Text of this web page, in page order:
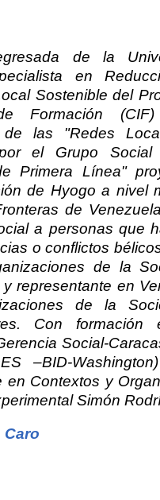
de la
en
Sostenible del
Formación
de las "Redes
el Grupo
Primera Línea"
de Hyogo a nivel
de
a personas que
o conflictos
de la
representante en
de la
Con formación
Social-
–BID-
en Contextos y
Simón
Caro